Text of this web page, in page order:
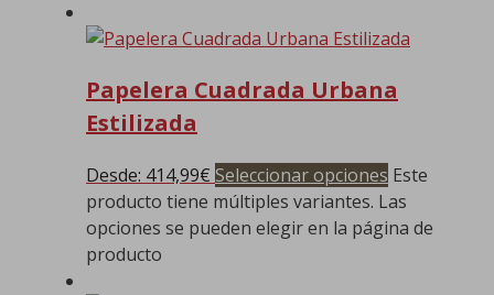
Papelera Cuadrada Urbana
Estilizada
Desde: 414,99€ Seleccionar opciones Este
producto tiene múltiples variantes. Las
opciones se pueden elegir en la página de
producto